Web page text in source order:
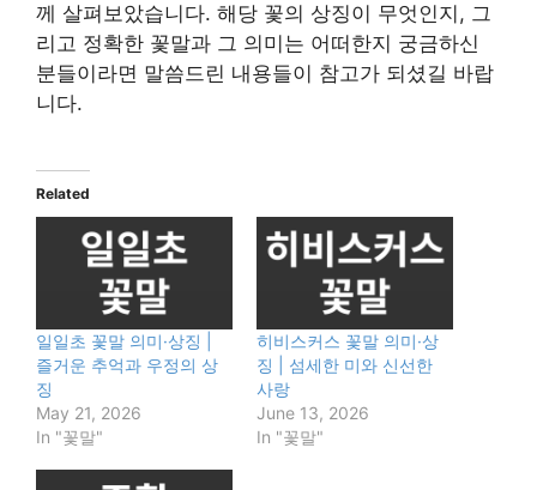
께 살펴보았습니다. 해당 꽃의 상징이 무엇인지, 그
리고 정확한 꽃말과 그 의미는 어떠한지 궁금하신
분들이라면 말씀드린 내용들이 참고가 되셨길 바랍
니다.
Related
일일초 꽃말 의미·상징 |
즐거운 추억과 우정의 상
징
May 21, 2026
In "꽃말"
히비스커스 꽃말 의미·상
징 | 섬세한 미와 신선한
사랑
June 13, 2026
In "꽃말"